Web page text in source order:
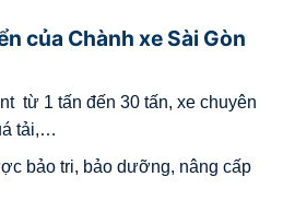
của Chành xe Sài Gòn
từ 1 tấn đến 30 tấn, xe chuyên
tải,…
bảo tri, bảo dưỡng, nâng cấp